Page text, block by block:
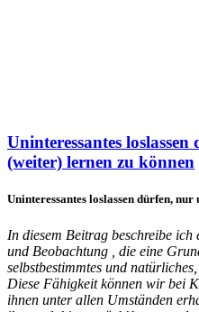
Uninteressantes
(weiter) lernen zu können
Uninteressantes loslassen dürfen,
In diesem Beitrag beschreibe ich
und Beobachtung , die eine
selbstbestimmtes und
Diese Fähigkeit können wir bei
ihnen unter allen Umständen